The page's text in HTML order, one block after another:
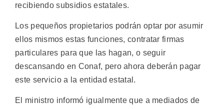
recibiendo subsidios estatales.
Los pequeños propietarios podrán optar por asumir
ellos mismos estas funciones, contratar firmas
particulares para que las hagan, o seguir
descansando en Conaf, pero ahora deberán pagar
este servicio a la entidad estatal.
El ministro informó igualmente que a mediados de